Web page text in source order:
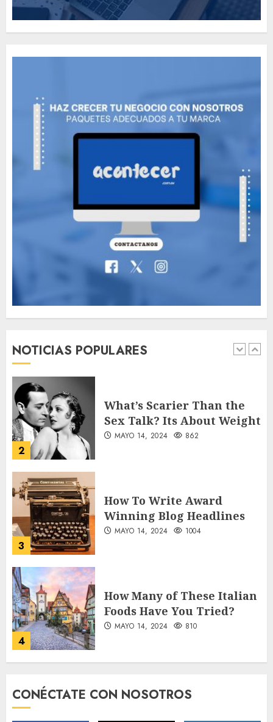
NOTICIAS POPULARES
Need to Know About the
Classic Cars in a Retro
The full story of
Thailand’s extraordinary
cave rescue
Valentino Goes
Deliberately Feminine for
Fall 2018
MAYO 16, 2024
1
Searching for the
forgotten heroes of World
MAYO 14, 2024
2
What’s Scarier Than the
Sex Talk? Its About Weight
MAYO 14, 2024 862
3
How To Write Award
Winning Blog Headlines
MAYO 14, 2024 1004
4
How Many of These Italian
Foods Have You Tried?
MAYO 14, 2024 810
Classic Cars in a Retro
CONÉCTATE CON NOSOTROS